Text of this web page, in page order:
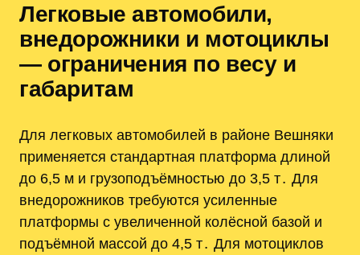
Легковые автомобили,
внедорожники и мотоциклы
— ограничения по весу и
габаритам
Для легковых автомобилей в районе Вешняки
применяется стандартная платформа длиной
до 6,5 м и грузоподъёмностью до 3,5 т․ Для
внедорожников требуются усиленные
платформы с увеличенной колёсной базой и
подъёмной массой до 4,5 т․ Для мотоциклов